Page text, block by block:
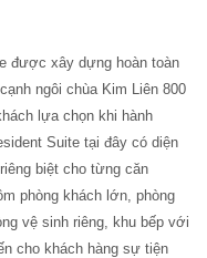
được xây dựng hoàn toàn
ngôi chùa Kim Liên 800
lựa chọn khi hành
Suite tại đây có diện
biệt cho từng căn
phòng khách lớn, phòng
vệ sinh riêng, khu bếp với
cho khách hàng sự tiện